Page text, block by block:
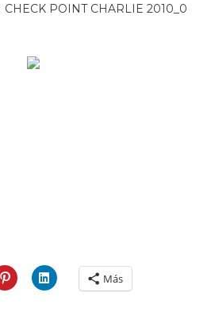
CHECK POINT CHARLIE 2010_0
Más